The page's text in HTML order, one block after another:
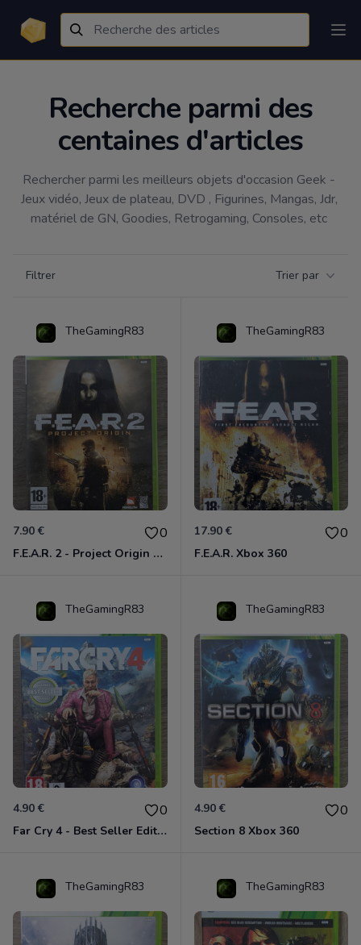
Recherche parmi des
centaines d'articles
Rechercher parmi les meilleurs objets d'occasion Geek -
Jeux vidéo, Jeux de plateau, DVD , Figurines, Mangas, Jdr,
matériel de GN, Goodies, Retrogaming, Consoles, etc
Filtrer Trier par
TheGamingR83
7.90 € 0
F.E.A.R. 2 - Project Origin Xbox 360
TheGamingR83
17.90 € 0
F.E.A.R. Xbox 360
TheGamingR83
4.90 € 0
Far Cry 4 - Best Seller Edition Xbox 360
TheGamingR83
4.90 € 0
Section 8 Xbox 360
TheGamingR83 TheGamingR83